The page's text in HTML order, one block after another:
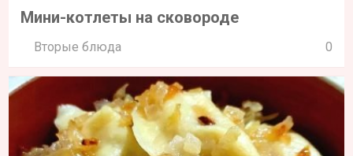
Мини-котлеты на сковороде
Вторые блюда 0